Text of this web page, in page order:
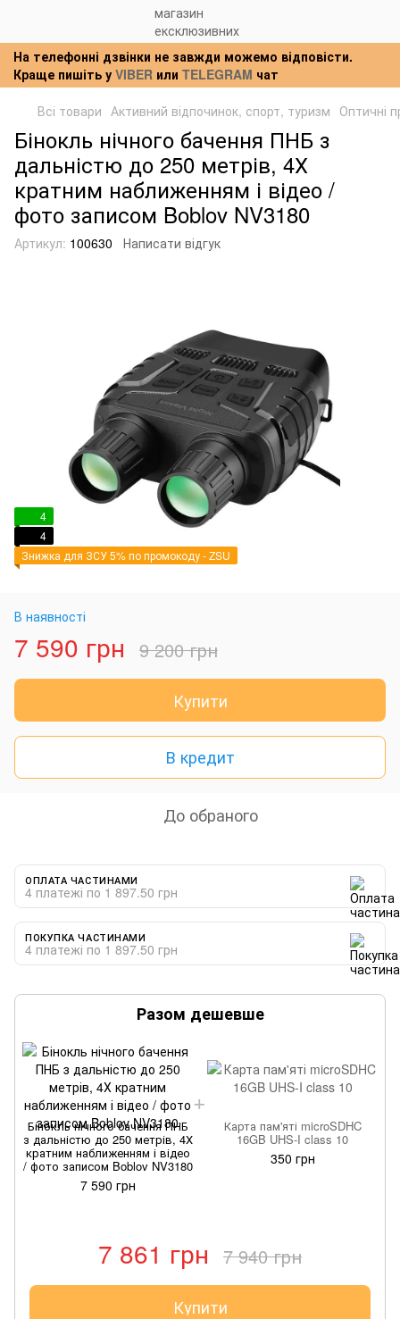
На телефонні дзвінки не завжди можемо відповісти.
Краще пишіть у VIBER или TELEGRAM чат
Всі товари Активний відпочинок, спорт, туризм Оптичні
Бінокль нічного бачення ПНБ з
дальністю до 250 метрів, 4Х
кратним наближенням і відео /
фото записом Boblov NV3180
Артикул: 100630 Написати відгук
4
4
Знижка для ЗСУ 5% по промокоду - ZSU
В наявності
7 590 грн 9 200 грн
Купити
В кредит
До обраного
ОПЛАТА ЧАСТИНАМИ
4 платежі по 1 897.50 грн
ПОКУПКА ЧАСТИНАМИ
4 платежі по 1 897.50 грн
Разом дешевше
Бінокль нічного бачення ПНБ
з дальністю до 250 метрів, 4Х
кратним наближенням і відео
/ фото записом Boblov NV3180
7 590 грн
Карта пам'яті microSDHC
16GB UHS-I class 10
350 грн
7 861 грн 7 940 грн
Купити